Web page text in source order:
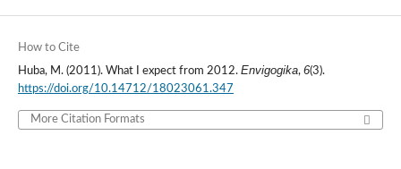
How to Cite
Huba, M. (2011). What I expect from 2012. Envigogika, 6(3).
https://doi.org/10.14712/18023061.347
More Citation Formats